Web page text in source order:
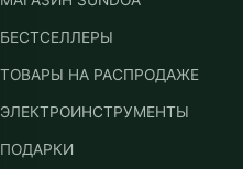
БЕСТСЕЛЛЕРЫ
ТОВАРЫ НА РАСПРОДАЖЕ
ЭЛЕКТРОИНСТРУМЕНТЫ
ПОДАРКИ